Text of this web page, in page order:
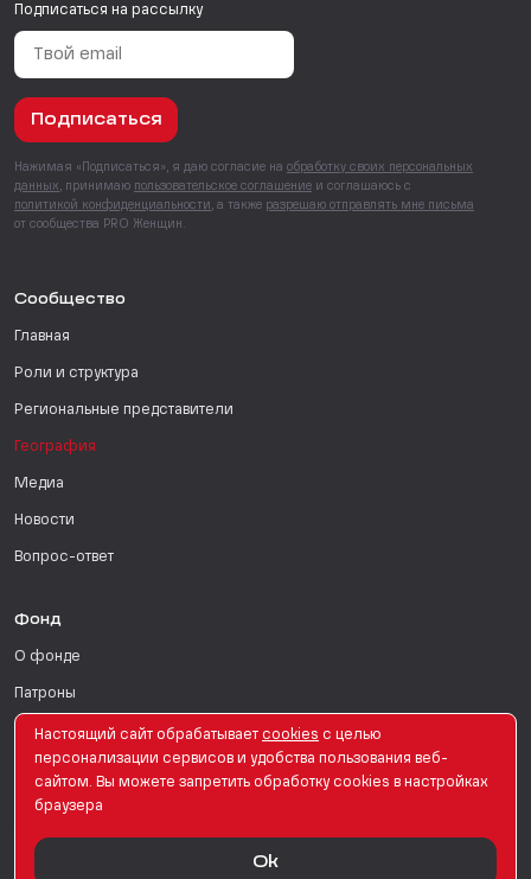
Подписаться на рассылку
Подписаться
Нажимая «Подписаться», я даю согласие на обработку своих персональных
данных , принимаю пользовательское соглашение и соглашаюсь с
политикой конфиденциальности , а также разрешаю отправлять мне письма
от сообщества PRO Женщин.
Сообщество
Главная
Роли и структура
Региональные представители
География
Медиа
Новости
Вопрос-ответ
Фонд
О фонде
Патроны
Поддержать
Для СМИ
© PRO Женщин. Все права защищены. 2026
Настоящий сайт обрабатывает сookies с целью
персонализации сервисов и удобства пользования веб-
сайтом. Вы можете запретить обработку сookies в настройках
браузера
Ok